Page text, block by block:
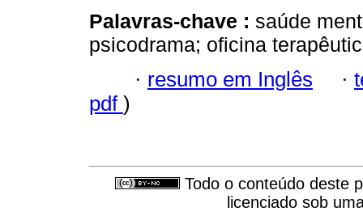
Palavras-chave : saúde
psicodrama; oficina
· resumo em Inglês ·
pdf )
Todo o conteúdo deste
licenciado sob